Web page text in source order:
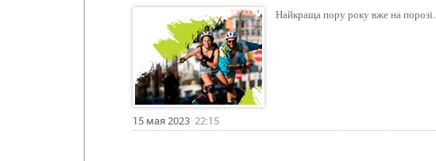
Найкраща пору року вже на порозі.
15 мая 2023 22:15